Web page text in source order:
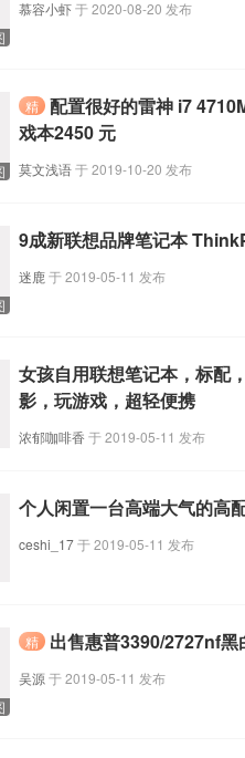
在热招
产有限公司
在热招 4
慕容小虾于2020-08-20 发布
精 配置很好的雷神 i7
戏本2450 元
莫文浅语于2019-10-20 发布
9成新联想品牌笔记本
迷鹿于2019-05-11 发布
女孩自用联想笔记本，标配
影，玩游戏，超轻便携
浓郁咖啡香于2019-05-11 发布
个人闲置一台高端大气的高
ceshi_17于2019-05-11 发布
精 出售惠普3390/2727nf
吴源于2019-05-11 发布